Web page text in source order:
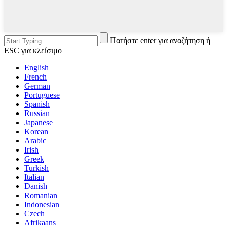
Πατήστε enter για αναζήτηση ή
ESC για κλείσιμο
English
French
German
Portuguese
Spanish
Russian
Japanese
Korean
Arabic
Irish
Greek
Turkish
Italian
Danish
Romanian
Indonesian
Czech
Afrikaans